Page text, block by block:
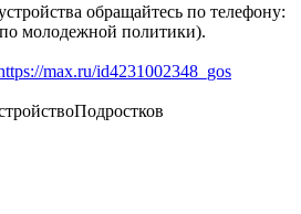
обращайтесь по телефону:
молодежной политики).
max.ru/id4231002348_gos